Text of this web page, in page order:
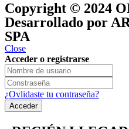
Copyright © 2024
Desarrollado por
SPA
Close
Acceder o registrarse
¿Ovlidaste tu contraseña?